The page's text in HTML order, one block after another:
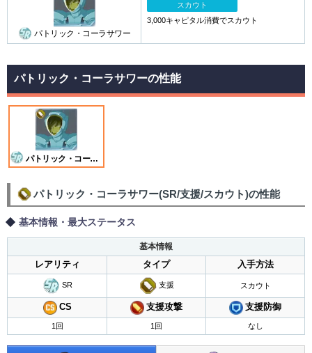
パトリック・コーラサワー
スカウト
3,000キャピタル消費でスカウト
パトリック・コーラサワーの性能
パトリック・コーラサワー
パトリック・コーラサワー(SR/支援/スカウト)の性能
基本情報・最大ステータス
基本情報
レアリティ
タイプ 入手方法
SR 支援 スカウト
CS 支援攻撃 支援防御
1回 1回 なし